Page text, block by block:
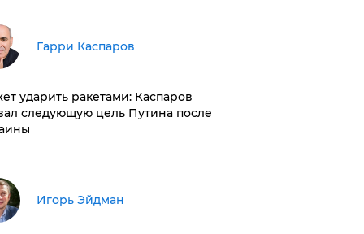
Гарри Каспаров
ударить ракетами: Каспаров
следующую цель Путина после
Игорь Эйдман